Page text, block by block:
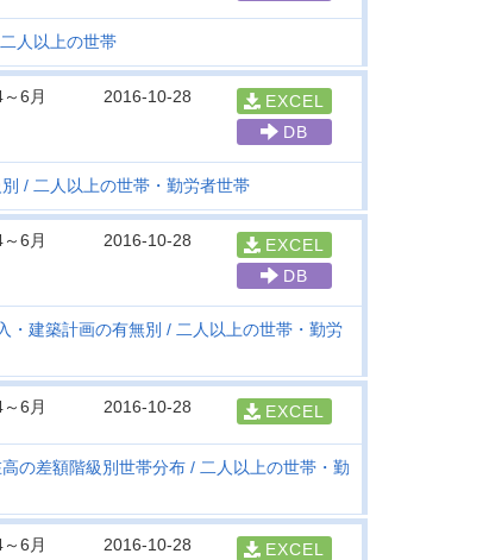
二人以上の世帯
6月
2016-10-28
EXCEL
DB
二人以上の世帯・勤労者世帯
6月
2016-10-28
EXCEL
DB
・建築計画の有無別
二人以上の世帯・勤労
6月
2016-10-28 EXCEL
の差額階級別世帯分布
二人以上の世帯・勤
6月
2016-10-28 EXCEL